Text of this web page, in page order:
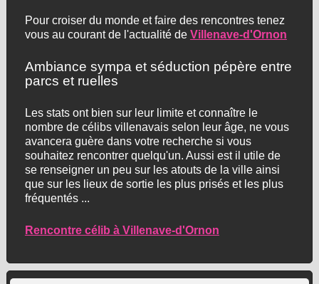
Pour croiser du monde et faire des rencontres tenez
vous au courant de l'actualité de Villenave-d'Ornon
Ambiance sympa et séduction pépère entre
parcs et ruelles
Les stats ont bien sur leur limite et connaître le
nombre de célibs villenavais selon leur âge, ne vous
avancera guère dans votre recherche si vous
souhaitez rencontrer quelqu'un. Aussi est il utile de
se renseigner un peu sur les atouts de la ville ainsi
que sur les lieux de sortie les plus prisés et les plus
fréquentés ...
Rencontre célib à Villenave-d'Ornon